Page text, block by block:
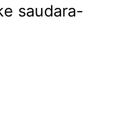
saudara-